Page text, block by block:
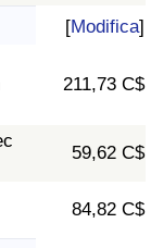
[Modifica]
211,73 C$
59,62 C$
84,82 C$